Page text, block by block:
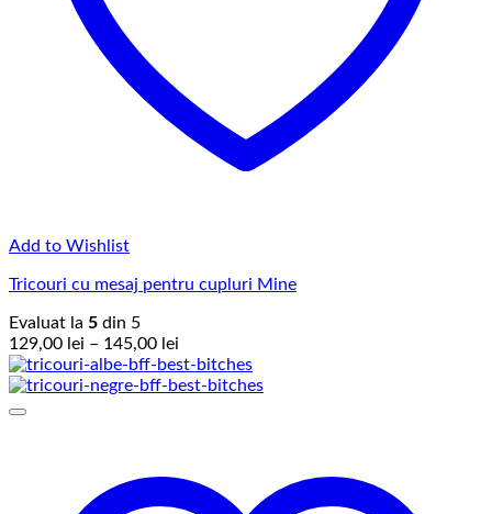
Add to Wishlist
Tricouri cu mesaj pentru cupluri Mine
Evaluat la 5 din 5
129,00 lei – 145,00 lei
de
prețuri: